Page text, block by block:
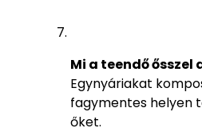
Mi a teendő ősszel
Egynyáriakat
fagymentes helyen
őket.